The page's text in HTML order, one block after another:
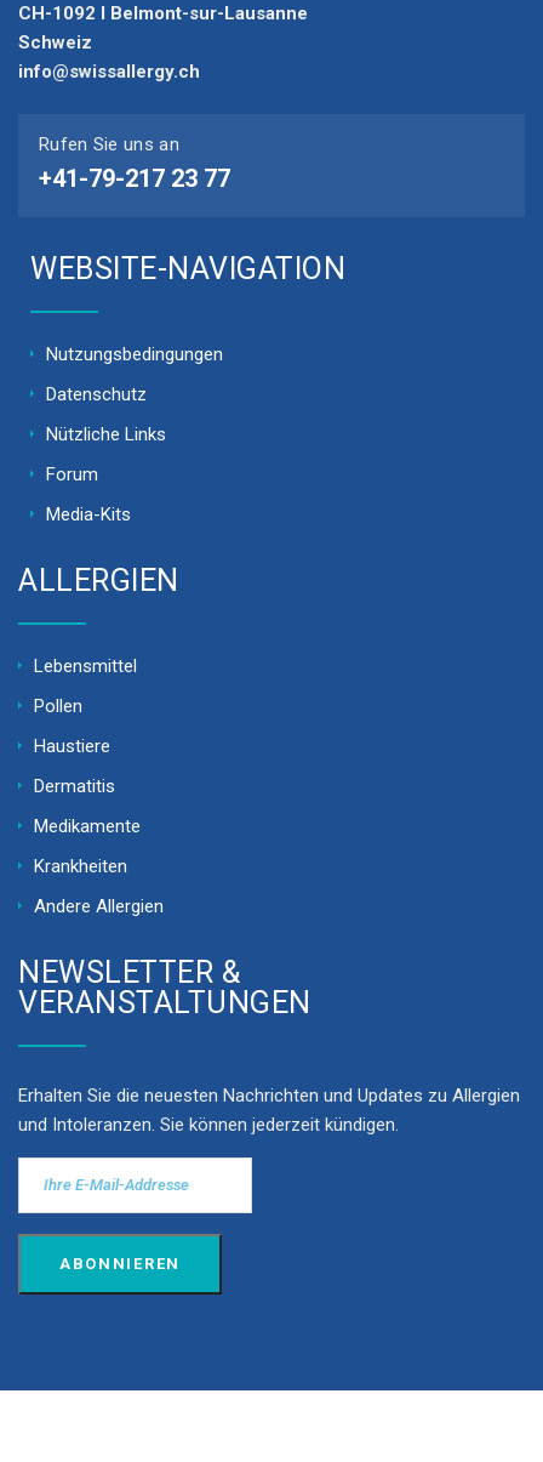
CH-1092 I Belmont-sur-Lausanne
Schweiz
info@swissallergy.ch
Rufen Sie uns an
+41-79-217 23 77
WEBSITE-NAVIGATION
Nutzungsbedingungen
Datenschutz
Nützliche Links
Forum
Media-Kits
ALLERGIEN
Lebensmittel
Pollen
Haustiere
Dermatitis
Medikamente
Krankheiten
Andere Allergien
NEWSLETTER &
VERANSTALTUNGEN
Erhalten Sie die neuesten Nachrichten und Updates zu Allergien
und Intoleranzen. Sie können jederzeit kündigen.